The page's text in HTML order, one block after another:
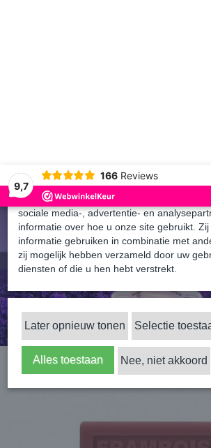
9,7
166 Reviews
› Zeep › 125 gram zeep › Framboos
Cookies worden door ons gebruikt voor
aanbieden van sociale media-functies en
van informatie en advertenties. Daarnaast
sociale media-, advertentie- en
informatie over hoe u onze site gebruikt.
informatie gebruiken in combinatie met
zij mogelijk hebben verzameld door uw
diensten of die u hen hebt verstrekt.
Later opnieuw tonen Selectie
Alles toestaan Nee, niet akkoord